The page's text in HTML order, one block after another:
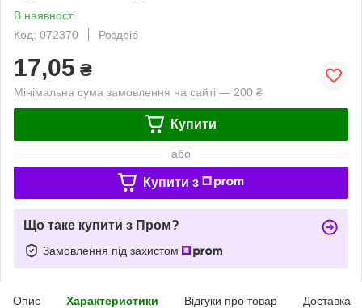
В наявності
Код: 072370
Роздріб
17,05 ₴
Мінімальна сума замовлення на сайті — 200 ₴
Купити
або
Купити з
Що таке купити з Пром?
Замовлення під захистом
Опис Характеристики Відгуки про товар Доставка